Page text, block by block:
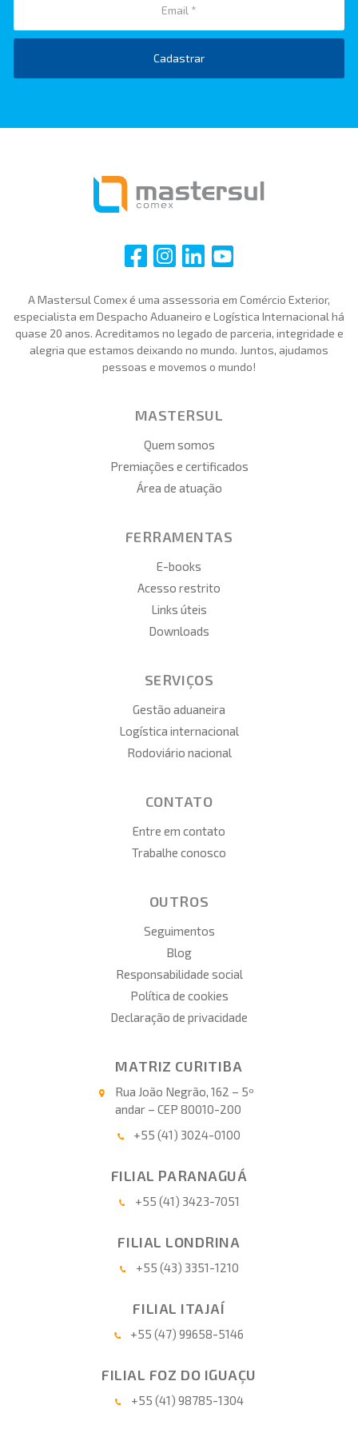
Cadastrar
i i i i
A Mastersul Comex é uma assessoria em Comércio Exterior,
especialista em Despacho Aduaneiro e Logística Internacional há
quase 20 anos. Acreditamos no legado de parceria, integridade e
alegria que estamos deixando no mundo. Juntos, ajudamos
pessoas e movemos o mundo!
MASTERSUL
Quem somos
Premiações e certificados
Área de atuação
FERRAMENTAS
E-books
Acesso restrito
Links úteis
Downloads
SERVIÇOS
Gestão aduaneira
Logística internacional
Rodoviário nacional
CONTATO
Entre em contato
Trabalhe conosco
OUTROS
Seguimentos
Blog
Responsabilidade social
Política de cookies
Declaração de privacidade
MATRIZ CURITIBA
Rua João Negrão, 162 – 5º
andar – CEP 80010-200
+55 (41) 3024-0100
FILIAL PARANAGUÁ
+55 (41) 3423-7051
FILIAL LONDRINA
+55 (43) 3351-1210
FILIAL ITAJAÍ
+55 (47) 99658-5146
FILIAL FOZ DO IGUAÇU
+55 (41) 98785-1304